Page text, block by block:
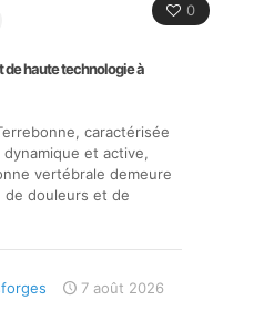
0
haute technologie à
caractérisée
et active,
vertébrale demeure
de douleurs et de
7 août 2026